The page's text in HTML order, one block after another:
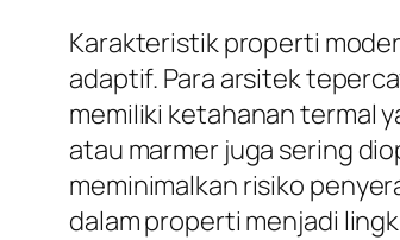
Karakteristik properti
adaptif. Para arsitek
memiliki ketahanan termal
atau marmer juga sering
meminimalkan risiko
dalam properti menjadi